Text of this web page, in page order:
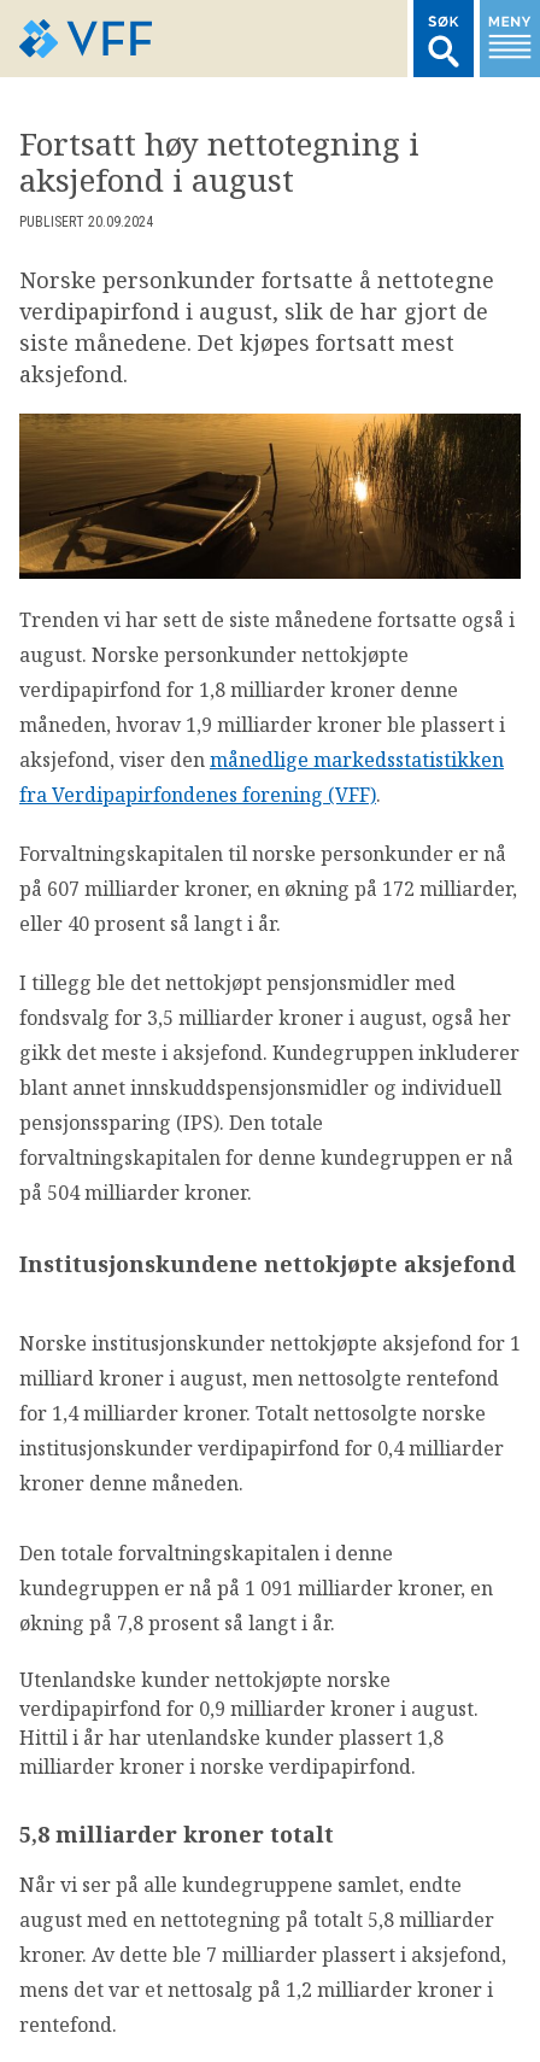
LOGG INN MEDLEMSNETT
MARKEDSSTATISTIKK
FONDSDATA
BRANSJENORMER
AKTUELT
OM VFF
DEN LILLE FONDSHÅNDBOKEN
IN ENGLISH
Fortsatt høy nettotegning i
aksjefond i august
PUBLISERT 20.09.2024
Norske personkunder fortsatte å nettotegne
verdipapirfond i august, slik de har gjort de
siste månedene. Det kjøpes fortsatt mest
aksjefond.
Trenden vi har sett de siste månedene fortsatte også i
august. Norske personkunder nettokjøpte
verdipapirfond for 1,8 milliarder kroner denne
måneden, hvorav 1,9 milliarder kroner ble plassert i
aksjefond, viser denmånedlige markedsstatistikken
fra Verdipapirfondenes forening (VFF).
Forvaltningskapitalen til norske personkunder er nå
på 607 milliarder kroner, en økning på 172 milliarder,
eller 40 prosent så langt i år.
I tillegg ble det nettokjøpt pensjonsmidler med
fondsvalg for 3,5 milliarder kroner i august, også her
gikk det meste i aksjefond. Kundegruppen inkluderer
blant annet innskuddspensjonsmidler og individuell
pensjonssparing (IPS). Den totale
forvaltningskapitalen for denne kundegruppen er nå
på 504 milliarder kroner.
Institusjonskundene nettokjøpte aksjefond
Norske institusjonskunder nettokjøpte aksjefond for 1
milliard kroner i august, men nettosolgte rentefond
for 1,4 milliarder kroner. Totalt nettosolgte norske
institusjonskunder verdipapirfond for 0,4 milliarder
kroner denne måneden.
Den totale forvaltningskapitalen i denne
kundegruppen er nå på 1 091 milliarder kroner, en
økning på 7,8 prosent så langt i år.
Utenlandske kunder nettokjøpte norske
verdipapirfond for 0,9 milliarder kroner i august.
Hittil i år har utenlandske kunder plassert 1,8
milliarder kroner i norske verdipapirfond.
5,8 milliarder kroner totalt
Når vi ser på alle kundegruppene samlet, endte
august med en nettotegning på totalt 5,8 milliarder
kroner. Av dette ble 7 milliarder plassert i aksjefond,
mens det var et nettosalg på 1,2 milliarder kroner i
rentefond.